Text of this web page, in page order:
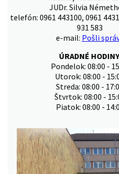
JUDr. Silvia
telefón: 0961 443100, 0961
931 583
e-mail: Pošli
ÚRADNÉ
Pondelok: 08:00 -
Utorok: 08:00 -
Streda: 08:00 -
Štvrtok: 08:00 -
Piatok: 08:00 -